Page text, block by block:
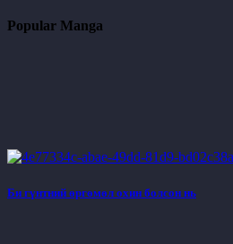
Popular Manga
Би гүнтний өргөмөл охин болсон нь